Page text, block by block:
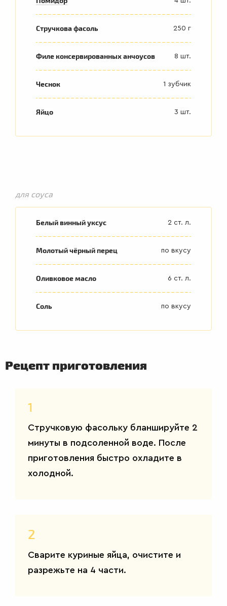
Стручкова фасоль 250 г
Филе консервированных анчоусов 8 шт.
Чеснок 1 зубчик
Яйцо 3 шт.
для соуса
Белый винный уксус 2 ст. л.
Молотый чёрный перец по вкусу
Оливковое масло 6 ст. л.
Соль по вкусу
Рецепт приготовления
1
Стручковую фасольку бланшируйте 2
минуты в подсоленной воде. После
приготовления быстро охладите в
холодной.
2
Сварите куриные яйца, очистите и
разрежьте на 4 части.